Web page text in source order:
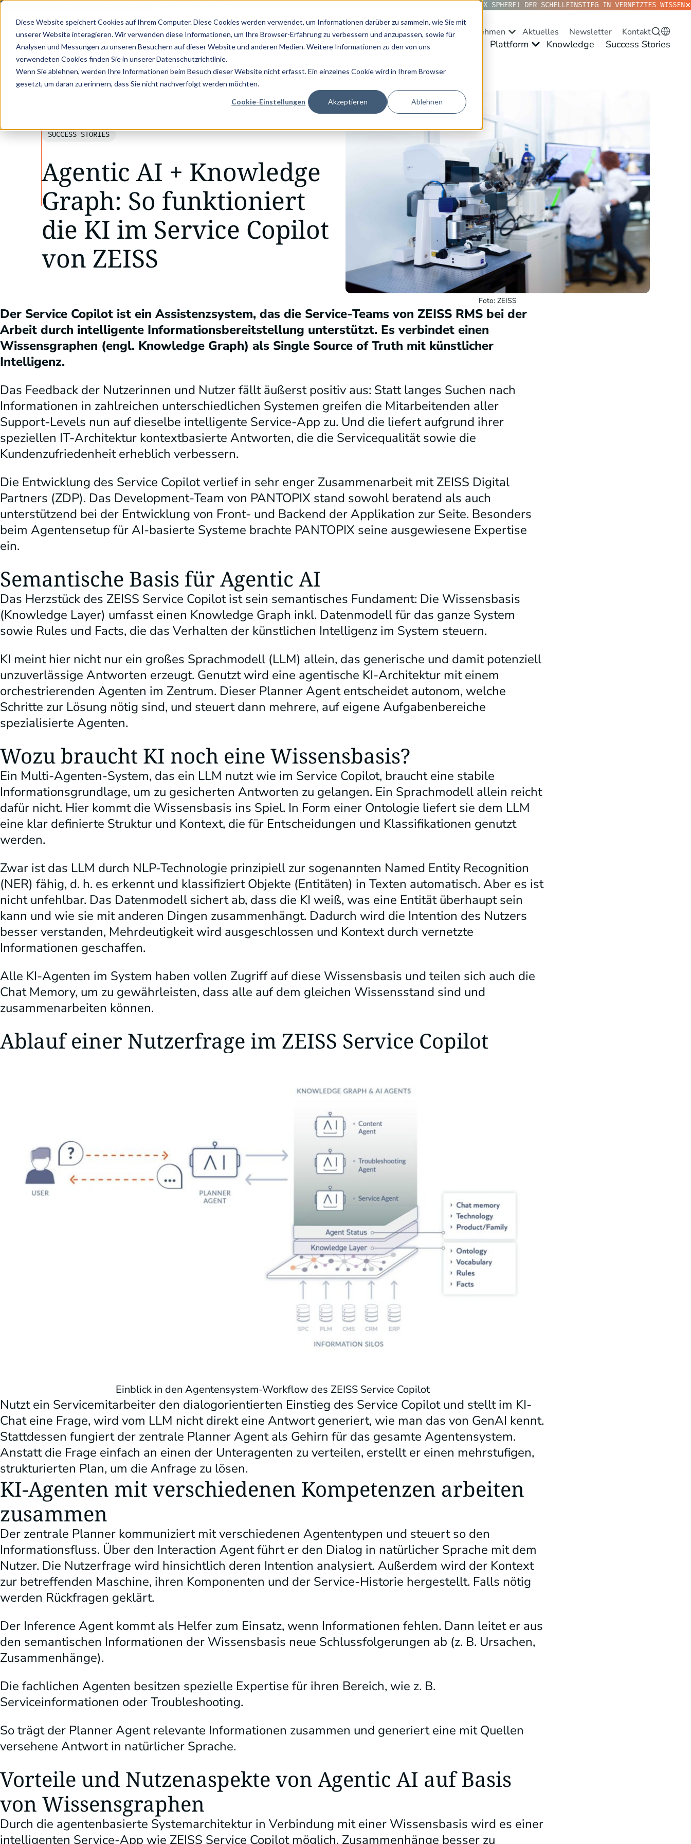
Diese Website speichert Cookies auf Ihrem Computer. Diese Cookies werden verwendet, um Informationen darüber zu sammeln, wie Sie mit
unserer Website interagieren. Wir verwenden diese Informationen, um Ihre Browser-Erfahrung zu verbessern und anzupassen, sowie für
Analysen und Messungen zu unseren Besuchern auf dieser Website und anderen Medien. Weitere Informationen zu den von uns
verwendeten Cookies finden Sie in unserer Datenschutzrichtlinie.
Wenn Sie ablehnen, werden Ihre Informationen beim Besuch dieser Website nicht erfasst. Ein einzelnes Cookie wird in Ihrem Browser
gesetzt, um daran zu erinnern, dass Sie nicht nachverfolgt werden möchten.
Cookie-Einstellungen Akzeptieren Ablehnen
MIT STRUKTURIERTEN PRODUKTDATEN ZUM DIGITALEN PRODUKTPASS - JETZT LESEN! | NEU: DIE GRAPHWISE EDITION VON PANTOPIX SPHERE! DER SCHELLEINSTIEG IN VERNETZTES WISSEN.
Unternehmen Aktuelles Newsletter Kontakt
Beratung Umsetzung Anwendung Plattform Knowledge Success Stories
•Success Stories •Agentic AI + Knowledge Graph: …
SUCCESS STORIES
Agentic AI + Knowledge
Graph: So funktioniert
die KI im Service Copilot
von ZEISS
Foto: ZEISS
Der Service Copilot ist ein Assistenzsystem, das die Service-Teams von ZEISS RMS bei der
Arbeit durch intelligente Informationsbereitstellung unterstützt. Es verbindet einen
Wissensgraphen (engl. Knowledge Graph) als Single Source of Truth mit künstlicher
Intelligenz.
Das Feedback der Nutzerinnen und Nutzer fällt äußerst positiv aus: Statt langes Suchen nach
Informationen in zahlreichen unterschiedlichen Systemen greifen die Mitarbeitenden aller
Support-Levels nun auf dieselbe intelligente Service-App zu. Und die liefert aufgrund ihrer
speziellen IT-Architektur kontextbasierte Antworten, die die Servicequalität sowie die
Kundenzufriedenheit erheblich verbessern.
Die Entwicklung des Service Copilot verlief in sehr enger Zusammenarbeit mit ZEISS Digital
Partners (ZDP). Das Development-Team von PANTOPIX stand sowohl beratend als auch
unterstützend bei der Entwicklung von Front- und Backend der Applikation zur Seite. Besonders
beim Agentensetup für AI-basierte Systeme brachte PANTOPIX seine ausgewiesene Expertise
ein.
Semantische Basis für Agentic AI
Das Herzstück des ZEISS Service Copilot ist sein semantisches Fundament: Die Wissensbasis
(Knowledge Layer) umfasst einen Knowledge Graph inkl. Datenmodell für das ganze System
sowie Rules und Facts, die das Verhalten der künstlichen Intelligenz im System steuern.
KI meint hier nicht nur ein großes Sprachmodell (LLM) allein, das generische und damit potenziell
unzuverlässige Antworten erzeugt. Genutzt wird eine agentische KI-Architektur mit einem
orchestrierenden Agenten im Zentrum. Dieser Planner Agent entscheidet autonom, welche
Schritte zur Lösung nötig sind, und steuert dann mehrere, auf eigene Aufgabenbereiche
spezialisierte Agenten.
Wozu braucht KI noch eine Wissensbasis?
Ein Multi-Agenten-System, das ein LLM nutzt wie im Service Copilot, braucht eine stabile
Informationsgrundlage, um zu gesicherten Antworten zu gelangen. Ein Sprachmodell allein reicht
dafür nicht. Hier kommt die Wissensbasis ins Spiel. In Form einer Ontologie liefert sie dem LLM
eine klar definierte Struktur und Kontext, die für Entscheidungen und Klassifikationen genutzt
werden.
Zwar ist das LLM durch NLP-Technologie prinzipiell zur sogenannten Named Entity Recognition
(NER) fähig, d. h. es erkennt und klassifiziert Objekte (Entitäten) in Texten automatisch. Aber es ist
nicht unfehlbar. Das Datenmodell sichert ab, dass die KI weiß, was eine Entität überhaupt sein
kann und wie sie mit anderen Dingen zusammenhängt. Dadurch wird die Intention des Nutzers
besser verstanden, Mehrdeutigkeit wird ausgeschlossen und Kontext durch vernetzte
Informationen geschaffen.
Alle KI-Agenten im System haben vollen Zugriff auf diese Wissensbasis und teilen sich auch die
Chat Memory, um zu gewährleisten, dass alle auf dem gleichen Wissensstand sind und
zusammenarbeiten können.
Ablauf einer Nutzerfrage im ZEISS Service Copilot
Einblick in den Agentensystem-Workflow des ZEISS Service Copilot
Nutzt ein Servicemitarbeiter den dialogorientierten Einstieg des Service Copilot und stellt im KI-
Chat eine Frage, wird vom LLM nicht direkt eine Antwort generiert, wie man das von GenAI kennt.
Stattdessen fungiert der zentrale Planner Agent als Gehirn für das gesamte Agentensystem.
Anstatt die Frage einfach an einen der Unteragenten zu verteilen, erstellt er einen mehrstufigen,
strukturierten Plan, um die Anfrage zu lösen.
KI-Agenten mit verschiedenen Kompetenzen arbeiten
zusammen
Der zentrale Planner kommuniziert mit verschiedenen Agententypen und steuert so den
Informationsfluss. Über den Interaction Agent führt er den Dialog in natürlicher Sprache mit dem
Nutzer. Die Nutzerfrage wird hinsichtlich deren Intention analysiert. Außerdem wird der Kontext
zur betreffenden Maschine, ihren Komponenten und der Service-Historie hergestellt. Falls nötig
werden Rückfragen geklärt.
Der Inference Agent kommt als Helfer zum Einsatz, wenn Informationen fehlen. Dann leitet er aus
den semantischen Informationen der Wissensbasis neue Schlussfolgerungen ab (z. B. Ursachen,
Zusammenhänge).
Die fachlichen Agenten besitzen spezielle Expertise für ihren Bereich, wie z. B.
Serviceinformationen oder Troubleshooting.
So trägt der Planner Agent relevante Informationen zusammen und generiert eine mit Quellen
versehene Antwort in natürlicher Sprache.
Vorteile und Nutzenaspekte von Agentic AI auf Basis
von Wissensgraphen
Durch die agentenbasierte Systemarchitektur in Verbindung mit einer Wissensbasis wird es einer
intelligenten Service-App wie ZEISS Service Copilot möglich, Zusammenhänge besser zu